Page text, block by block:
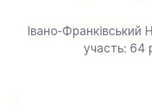
Івано-
участь: 64